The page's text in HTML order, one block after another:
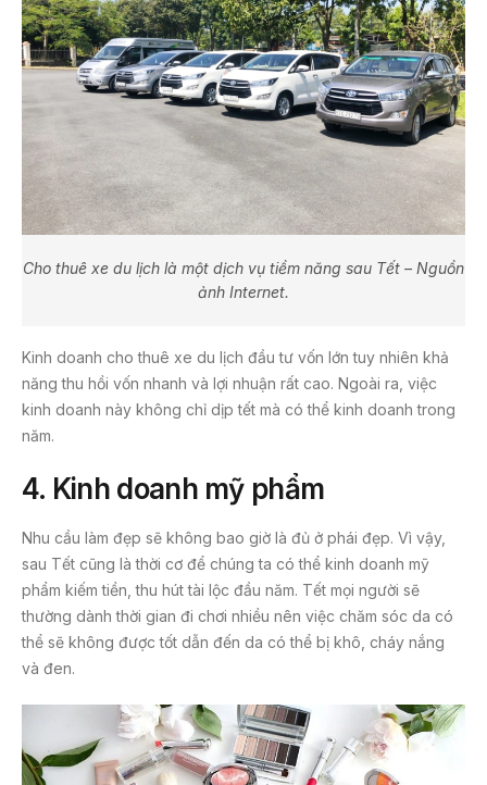
Cho thuê xe du lịch là một dịch vụ tiềm năng sau Tết – Nguồn
ảnh Internet.
Kinh doanh cho thuê xe du lịch đầu tư vốn lớn tuy nhiên khả
năng thu hồi vốn nhanh và lợi nhuận rất cao. Ngoài ra, việc
kinh doanh này không chỉ dịp tết mà có thể kinh doanh trong
năm.
4. Kinh doanh mỹ phẩm
Nhu cầu làm đẹp sẽ không bao giờ là đủ ở phái đẹp. Vì vậy,
sau Tết cũng là thời cơ để chúng ta có thể kinh doanh mỹ
phẩm kiếm tiền, thu hút tài lộc đầu năm. Tết mọi người sẽ
thường dành thời gian đi chơi nhiều nên việc chăm sóc da có
thể sẽ không được tốt dẫn đến da có thể bị khô, cháy nắng
và đen.